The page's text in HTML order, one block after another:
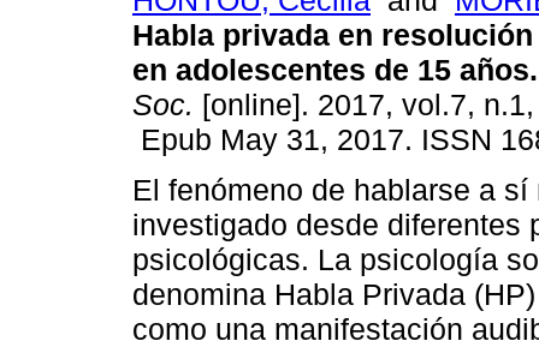
Habla privada en
en adolescentes de 15 años.
Soc. [online]. 2017, vol.7,
Epub May 31, 2017. ISSN
El fenómeno de hablarse a
investigado desde diferentes
psicológicas. La psicología
denomina Habla Privada
como una manifestación